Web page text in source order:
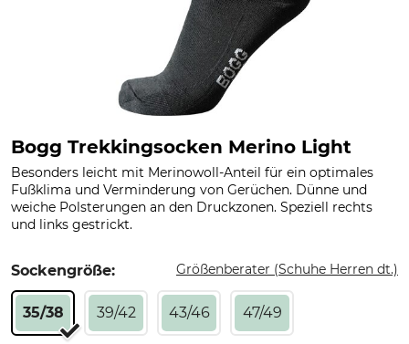
Bogg Trekkingsocken Merino Light
Besonders leicht mit Merinowoll-Anteil für ein optimales
Fußklima und Verminderung von Gerüchen. Dünne und
weiche Polsterungen an den Druckzonen. Speziell rechts
und links gestrickt.
Sockengröße: Größenberater (Schuhe Herren dt.)
35/38 39/42 43/46 47/49